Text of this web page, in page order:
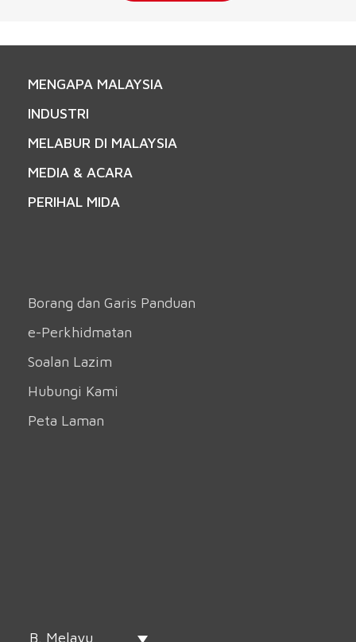
MENGAPA MALAYSIA
INDUSTRI
MELABUR DI MALAYSIA
MEDIA & ACARA
PERIHAL MIDA
Borang dan Garis Panduan
e-Perkhidmatan
Soalan Lazim
Hubungi Kami
Peta Laman
B. Melayu